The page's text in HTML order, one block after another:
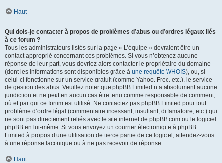
Haut
Qui dois-je contacter à propos de problèmes d’abus ou d’ordres légaux liés
à ce forum ?
Tous les administrateurs listés sur la page « L’équipe » devraient être un
contact approprié concernant ces problèmes. Si vous n’obtenez aucune
réponse de leur part, vous devriez alors contacter le propriétaire du domaine
(dont les informations sont disponibles grâce à une requête WHOIS), ou, si
celui-ci fonctionne sur un service gratuit (comme Yahoo, Free, etc.), le service
de gestion des abus. Veuillez noter que phpBB Limited n’a absolument aucune
juridiction et ne peut en aucun cas être tenu comme responsable de comment,
où et par qui ce forum est utilisé. Ne contactez pas phpBB Limited pour tout
problème d’ordre légal (commentaire incessant, insultant, diffamatoire, etc.) qui
ne sont pas directement reliés avec le site internet de phpBB.com ou le logiciel
phpBB en lui-même. Si vous envoyez un courrier électronique à phpBB
Limited à propos d’une utilisation de tierce partie de ce logiciel, attendez-vous
à une réponse laconique ou à ne pas recevoir de réponse.
Haut